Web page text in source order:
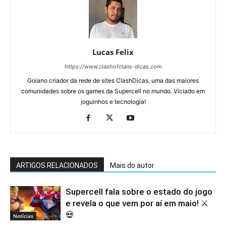
Lucas Felix
https://www.clashofclans-dicas.com
Goiano criador da rede de sites ClashDicas, uma das maiores
comunidades sobre os games da Supercell no mundo. Viciado em
joguinhos e tecnologia!
ARTIGOS RELACIONADOS Mais do autor
Notícias
Supercell fala sobre o estado do jogo
e revela o que vem por aí em maio! ⚔️
💀